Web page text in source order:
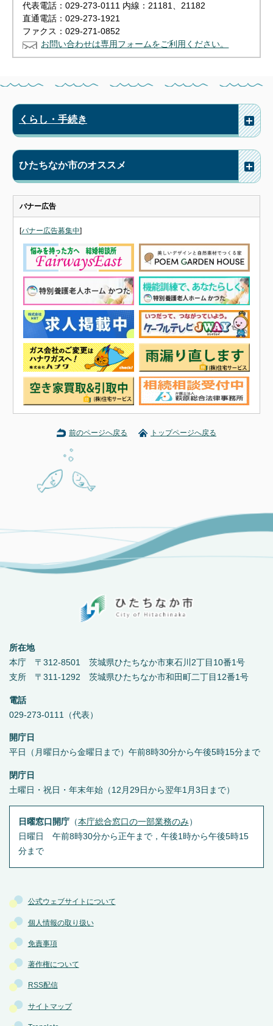
代表電話：029-273-0111 内線：21181、21182
直通電話：029-273-1921
ファクス：029-271-0852
お問い合わせは専用フォームをご利用ください。
くらし・手続き
ひたちなか市のオススメ
バナー広告
[バナー広告募集中]
前のページへ戻る トップページへ戻る
公式ウェブサイトについて
個人情報の取り扱い
免責事項
著作権について
RSS配信
サイトマップ
所在地
本庁 〒312-8501 茨城県ひたちなか市東石川2丁目10番1号
支所 〒311-1292 茨城県ひたちなか市和田町二丁目12番1号
電話
029-273-0111（代表）
開庁日
平日（月曜日から金曜日まで）午前8時30分から午後5時15分まで
閉庁日
土曜日・祝日・年末年始（12月29日から翌年1月3日まで）
日曜窓口開庁（本庁総合窓口の一部業務のみ ）
日曜日 午前8時30分から正午まで，午後1時から午後5時15
分まで